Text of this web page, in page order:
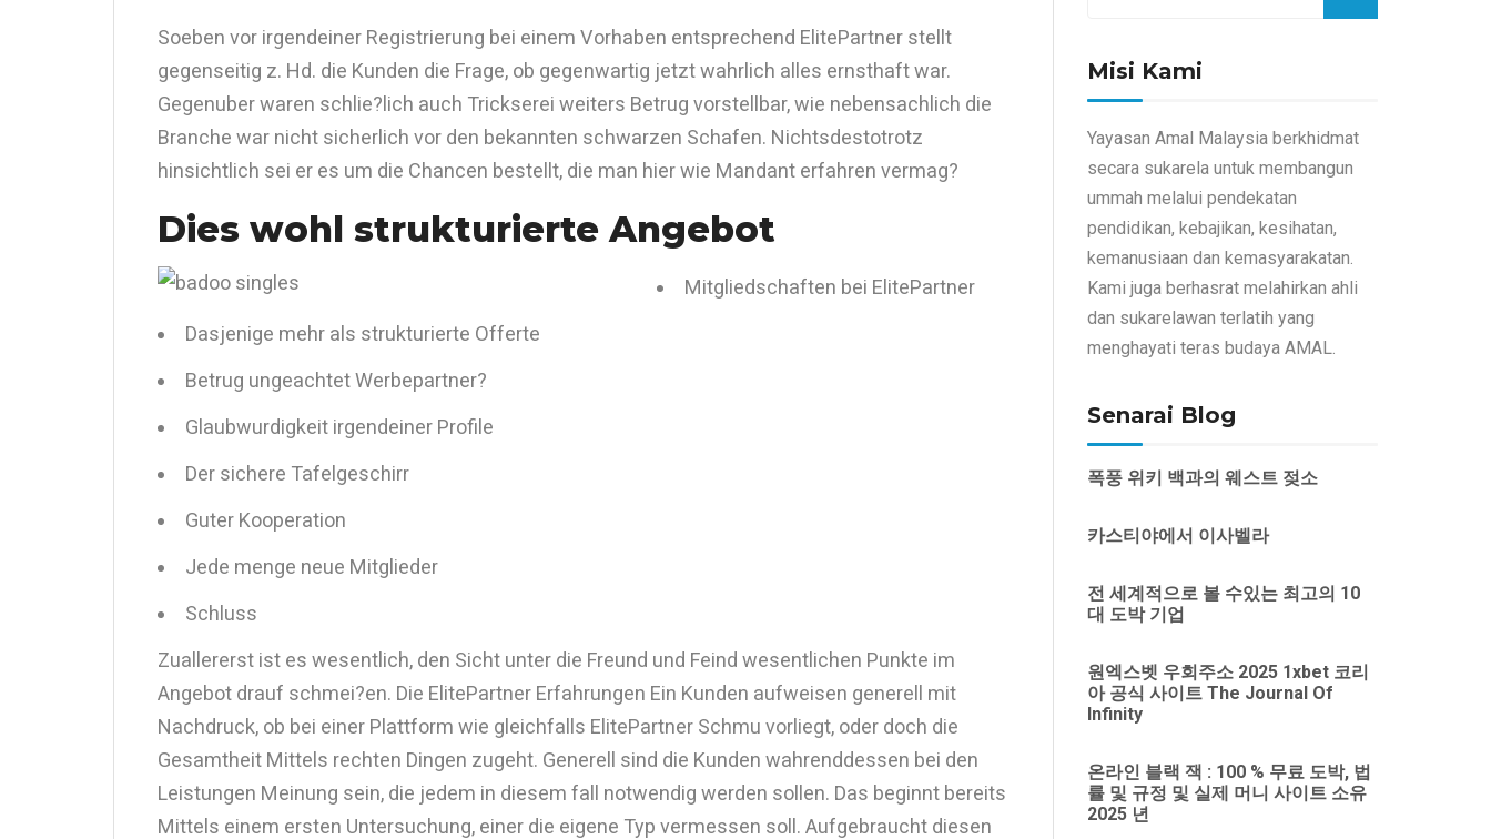
Soeben vor irgendeiner Registrierung bei einem Vorhaben entsprechend ElitePartner stellt
gegenseitig z. Hd. die Kunden die Frage, ob gegenwartig jetzt wahrlich alles ernsthaft war.
Gegenuber waren schlie?lich auch Trickserei weiters Betrug vorstellbar, wie nebensachlich die
Branche war nicht sicherlich vor den bekannten schwarzen Schafen. Nichtsdestotrotz
hinsichtlich sei er es um die Chancen bestellt, die man hier wie Mandant erfahren vermag?
Dies wohl strukturierte Angebot
Mitgliedschaften bei ElitePartner
Dasjenige mehr als strukturierte Offerte
Betrug ungeachtet Werbepartner?
Glaubwurdigkeit irgendeiner Profile
Der sichere Tafelgeschirr
Guter Kooperation
Jede menge neue Mitglieder
Schluss
Zuallererst ist es wesentlich, den Sicht unter die Freund und Feind wesentlichen Punkte im
Angebot drauf schmei?en. Die ElitePartner Erfahrungen Ein Kunden aufweisen generell mit
Nachdruck, ob bei einer Plattform wie gleichfalls ElitePartner Schmu vorliegt, oder doch die
Gesamtheit Mittels rechten Dingen zugeht. Generell sind die Kunden wahrenddessen bei den
Leistungen Meinung sein, die jedem in diesem fall notwendig werden sollen. Das beginnt bereits
Mittels einem ersten Untersuchung, einer die eigene Typ vermessen soll. Aufgebraucht diesen
Misi Kami
Yayasan Amal Malaysia berkhidmat
secara sukarela untuk membangun
ummah melalui pendekatan
pendidikan, kebajikan, kesihatan,
kemanusiaan dan kemasyarakatan.
Kami juga berhasrat melahirkan ahli
dan sukarelawan terlatih yang
menghayati teras budaya AMAL.
Senarai Blog
폭풍 위키 백과의 웨스트 젖소
카스티야에서 이사벨라
전 세계적으로 볼 수있는 최고의 10
대 도박 기업
원엑스벳 우회주소 2025 1xbet 코리
아 공식 사이트 The Journal Of
Infinity
온라인 블랙 잭 : 100 % 무료 도박, 법
률 및 규정 및 실제 머니 사이트 소유
2025 년